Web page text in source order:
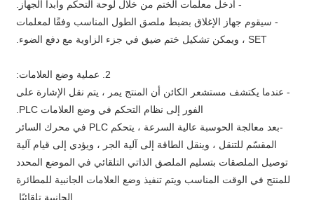
- أدخل معلمات الختم من خلال لوحة التحكم وابدأ الجهاز.
- سيقوم جهاز الإغلاق بضبط ملصق الطول المناسب وفقًا لمعلمات
SET ، ويمكن تشكيل ختم ضيق في جزء الزاوية مع دفع الضوء.
2. عملية وضع العلامات:
- عندما يكتشف مستشعر الكائن أن المنتج يمر ، يتم نقل الإشارة على
الفور إلى نظام التحكم في وضع العلامات PLC.
-بعد معالجة الحوسبة عالية السرعة ، يتحكم PLC في محرك السائر
المقسّم للتنقل ، وينقل الطاقة إلى آلية الجر ، ويؤدي إلى قيام آلية
توصيل الملصقات بتسليم الملصق الذاتي التلقائي في الموضع المحدد
للمنتج في الوقت المناسب ويتم تنفيذ وضع العلامات الجانبية للمطائرة
الجانبية تلقائيًا.